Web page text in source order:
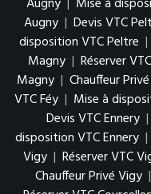
Augny | Devis VTC
disposition VTC Peltre |
Magny | Réserver
Magny | Chauffeur
VTC Féy | Mise à
Devis VTC Ennery |
disposition VTC Ennery |
Vigy | Réserver VTC
Chauffeur Privé Vigy |